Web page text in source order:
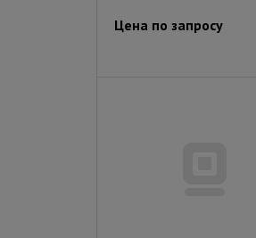
Цена по запросу